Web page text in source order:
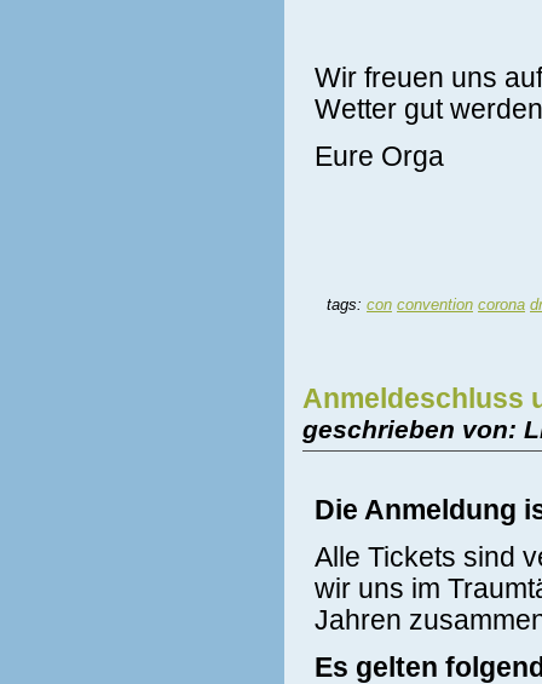
Wir freuen uns
Wetter gut
Eure Orga
tags: con convention corona
Anmeldeschluss
geschrieben von:
Die Anmeldung
Alle Tickets sind
wir uns im
Jahren
Es gelten